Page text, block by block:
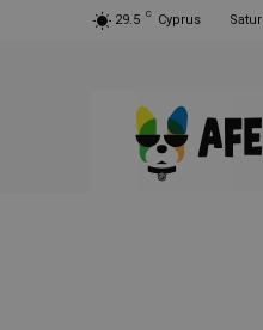
29.5 C Cyprus